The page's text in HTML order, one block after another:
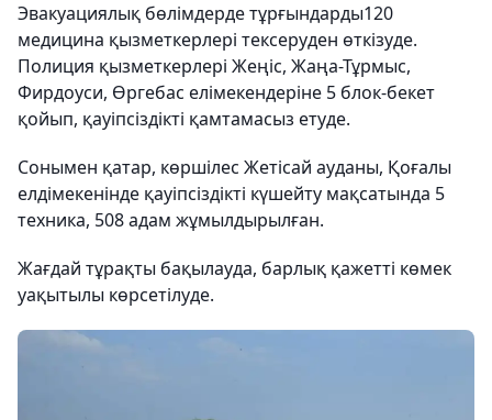
Эвакуациялық бөлімдерде тұрғындарды120
медицина қызметкерлері тексеруден өткізуде.
Полиция қызметкерлері Жеңіс, Жаңа-Тұрмыс,
Фирдоуси, Өргебас елімекендеріне 5 блок-бекет
қойып, қауіпсіздікті қамтамасыз етуде.
Сонымен қатар, көршілес Жетісай ауданы, Қоғалы
елдімекенінде қауіпсіздікті күшейту мақсатында 5
техника, 508 адам жұмылдырылған.
Жағдай тұрақты бақылауда, барлық қажетті көмек
уақытылы көрсетілуде.